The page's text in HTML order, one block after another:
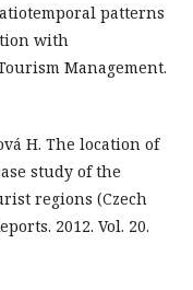
patterns
with
Management.
H. The location of
study of the
regions (Czech
2012. Vol. 20.